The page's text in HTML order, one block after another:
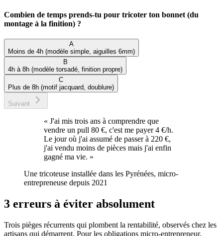
Combien de temps prends-tu pour tricoter ton bonnet (du
montage à la finition) ?
A
Moins de 4h (modèle simple, aiguilles 6mm)
B
4h à 8h (modèle torsadé, finition propre)
C
Plus de 8h (motif jacquard, doublure)
Suivant
« J'ai mis trois ans à comprendre que
vendre un pull 80 €, c'est me payer 4 €/h.
Le jour où j'ai assumé de passer à 220 €,
j'ai vendu moins de pièces mais j'ai enfin
gagné ma vie. »
Une tricoteuse installée dans les Pyrénées, micro-
entrepreneuse depuis 2021
3 erreurs à éviter absolument
Trois pièges récurrents qui plombent la rentabilité, observés chez les
artisans qui démarrent. Pour les obligations micro-entrepreneur,